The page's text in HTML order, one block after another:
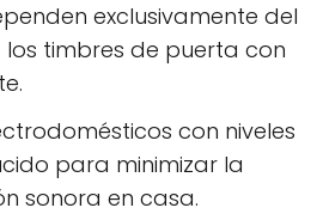
exclusivamente del
los timbres de puerta con
con niveles
para minimizar la
sonora en casa.